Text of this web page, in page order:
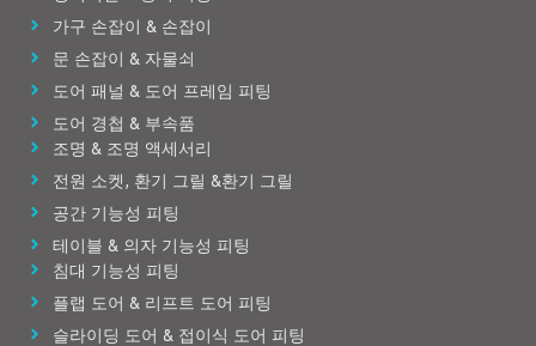
가구 손잡이 & 손잡이
문 손잡이 & 자물쇠
도어 패널 & 도어 프레임 피팅
도어 경첩 & 부속품
조명 & 조명 액세서리
전원 소켓, 환기 그릴 &환기 그릴
공간 기능성 피팅
테이블 & 의자 기능성 피팅
침대 기능성 피팅
플랩 도어 & 리프트 도어 피팅
슬라이딩 도어 & 접이식 도어 피팅